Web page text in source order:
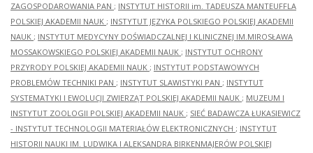
ZAGOSPODAROWANIA PAN ; INSTYTUT HISTORII im. TADEUSZA MANTEUFFLA
POLSKIEJ AKADEMII NAUK ; INSTYTUT JĘZYKA POLSKIEGO POLSKIEJ AKADEMII
NAUK ; INSTYTUT MEDYCYNY DOŚWIADCZALNEJ I KLINICZNEJ IM.MIROSŁAWA
MOSSAKOWSKIEGO POLSKIEJ AKADEMII NAUK ; INSTYTUT OCHRONY
PRZYRODY POLSKIEJ AKADEMII NAUK ; INSTYTUT PODSTAWOWYCH
PROBLEMÓW TECHNIKI PAN ; INSTYTUT SLAWISTYKI PAN ; INSTYTUT
SYSTEMATYKI I EWOLUCJI ZWIERZĄT POLSKIEJ AKADEMII NAUK ; MUZEUM I
INSTYTUT ZOOLOGII POLSKIEJ AKADEMII NAUK ; SIEĆ BADAWCZA ŁUKASIEWICZ
- INSTYTUT TECHNOLOGII MATERIAŁÓW ELEKTRONICZNYCH ; INSTYTUT
HISTORII NAUKI IM. LUDWIKA I ALEKSANDRA BIRKENMAJERÓW POLSKIEJ